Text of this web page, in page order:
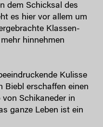
dem Schicksal des
es hier vor allem um
Klassen-
hinnehmen
Kulisse
Biebl erschaffen einen
Schikaneder in
ganze Leben ist ein